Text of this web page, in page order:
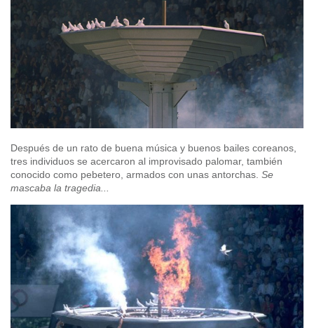
Después de un rato de buena música y buenos bailes coreanos,
tres individuos se acercaron al improvisado palomar, también
conocido como pebetero, armados con unas antorchas. Se
mascaba la tragedia...